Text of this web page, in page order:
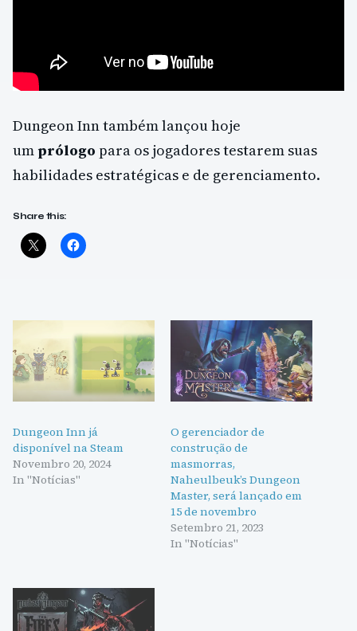
Dungeon Inn também lançou hoje
umprólogo para os jogadores testarem suas
habilidades estratégicas e de gerenciamento.
Share this:
Dungeon Inn já
disponível na Steam
Novembro 20, 2024
In "Notícias"
O gerenciador de
construção de
masmorras,
Naheulbeuk’s Dungeon
Master, será lançado em
15 de novembro
Setembro 21, 2023
In "Notícias"